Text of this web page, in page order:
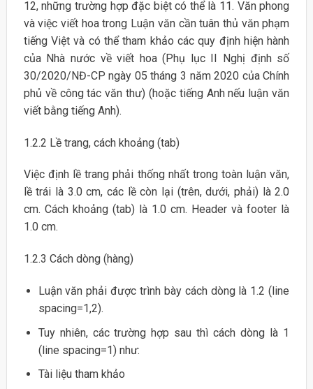
12, những trường hợp đặc biệt có thể là 11. Văn phong
và việc viết hoa trong Luận văn cần tuân thủ văn phạm
tiếng Việt và có thể tham khảo các quy định hiện hành
của Nhà nước về viết hoa (Phụ lục II Nghị định số
30/2020/NĐ-CP ngày 05 tháng 3 năm 2020 của Chính
phủ về công tác văn thư) (hoặc tiếng Anh nếu luận văn
viết bằng tiếng Anh).
1.2.2 Lề trang, cách khoảng (tab)
Việc định lề trang phải thống nhất trong toàn luận văn,
lề trái là 3.0 cm, các lề còn lại (trên, dưới, phải) là 2.0
cm. Cách khoảng (tab) là 1.0 cm. Header và footer là
1.0 cm.
1.2.3 Cách dòng (hàng)
Luận văn phải được trình bày cách dòng là 1.2 (line
spacing=1,2).
Tuy nhiên, các trường hợp sau thì cách dòng là 1
(line spacing=1) như:
Tài liệu tham khảo